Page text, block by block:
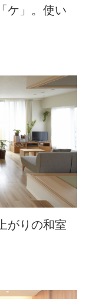
ケ」。使い
がりの和室